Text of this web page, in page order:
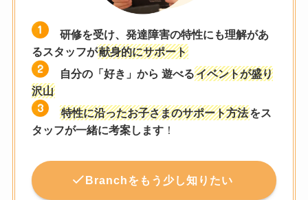
研修を受け、発達障害の特性にも理解があ
るスタッフが献身的にサポート
自分の「好き」から 遊べるイベントが盛り
沢山
特性に沿ったお子さまのサポート方法をス
タッフが一緒に考案します ！
Branchをもう少し知りたい